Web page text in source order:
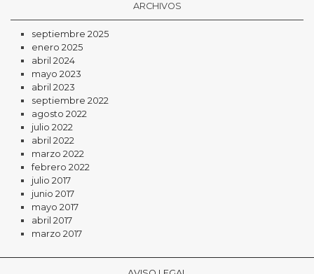
ARCHIVOS
septiembre 2025
enero 2025
abril 2024
mayo 2023
abril 2023
septiembre 2022
agosto 2022
julio 2022
abril 2022
marzo 2022
febrero 2022
julio 2017
junio 2017
mayo 2017
abril 2017
marzo 2017